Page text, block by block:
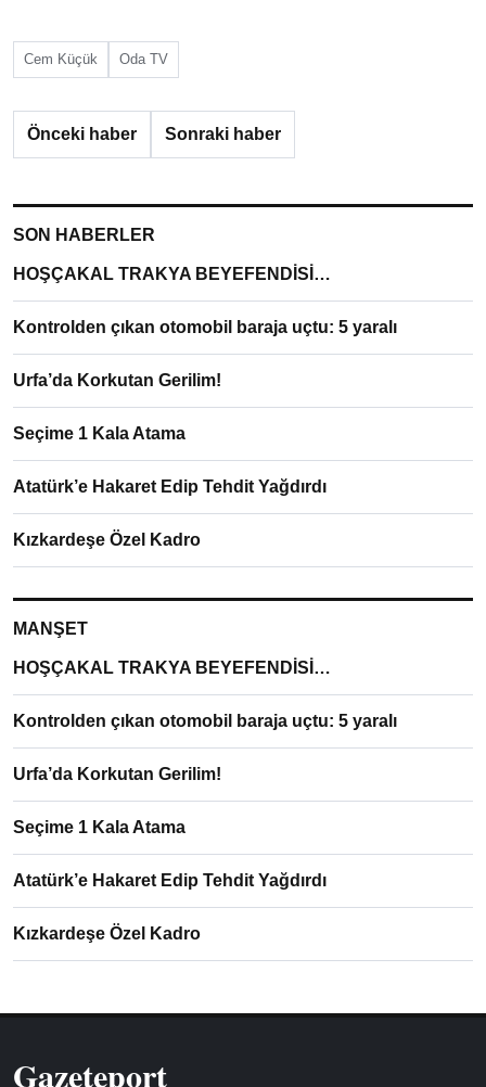
Cem Küçük Oda TV
Önceki haber Sonraki haber
SON HABERLER
HOŞÇAKAL TRAKYA BEYEFENDİSİ…
Kontrolden çıkan otomobil baraja uçtu: 5 yaralı
Urfa’da Korkutan Gerilim!
Seçime 1 Kala Atama
Atatürk’e Hakaret Edip Tehdit Yağdırdı
Kızkardeşe Özel Kadro
MANŞET
HOŞÇAKAL TRAKYA BEYEFENDİSİ…
Kontrolden çıkan otomobil baraja uçtu: 5 yaralı
Urfa’da Korkutan Gerilim!
Seçime 1 Kala Atama
Atatürk’e Hakaret Edip Tehdit Yağdırdı
Kızkardeşe Özel Kadro
Gazeteport